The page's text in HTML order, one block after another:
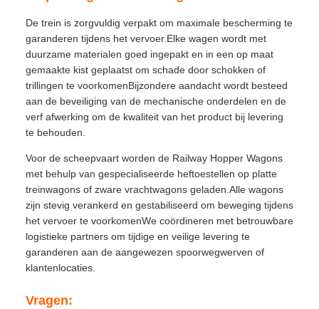
De trein is zorgvuldig verpakt om maximale bescherming te
garanderen tijdens het vervoer.Elke wagen wordt met
duurzame materialen goed ingepakt en in een op maat
gemaakte kist geplaatst om schade door schokken of
trillingen te voorkomenBijzondere aandacht wordt besteed
aan de beveiliging van de mechanische onderdelen en de
verf afwerking om de kwaliteit van het product bij levering
te behouden.
Voor de scheepvaart worden de Railway Hopper Wagons
met behulp van gespecialiseerde heftoestellen op platte
treinwagons of zware vrachtwagons geladen.Alle wagons
zijn stevig verankerd en gestabiliseerd om beweging tijdens
het vervoer te voorkomenWe coördineren met betrouwbare
logistieke partners om tijdige en veilige levering te
garanderen aan de aangewezen spoorwegwerven of
klantenlocaties.
Vragen: